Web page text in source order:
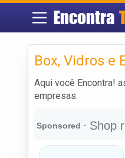
Encontra
Box, Vidros e
Aqui você Encontra!
empresas.